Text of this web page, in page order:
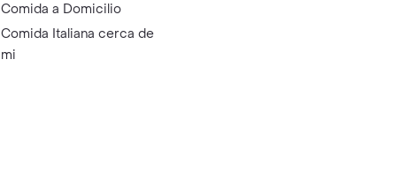
Comida a Domicilio
Comida Italiana cerca de
mi